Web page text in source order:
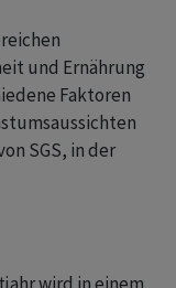
und Ernährung
Faktoren
SGS, in der